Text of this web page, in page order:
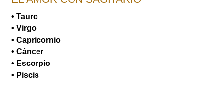
• Tauro
• Virgo
• Capricornio
• Cáncer
• Escorpio
• Piscis